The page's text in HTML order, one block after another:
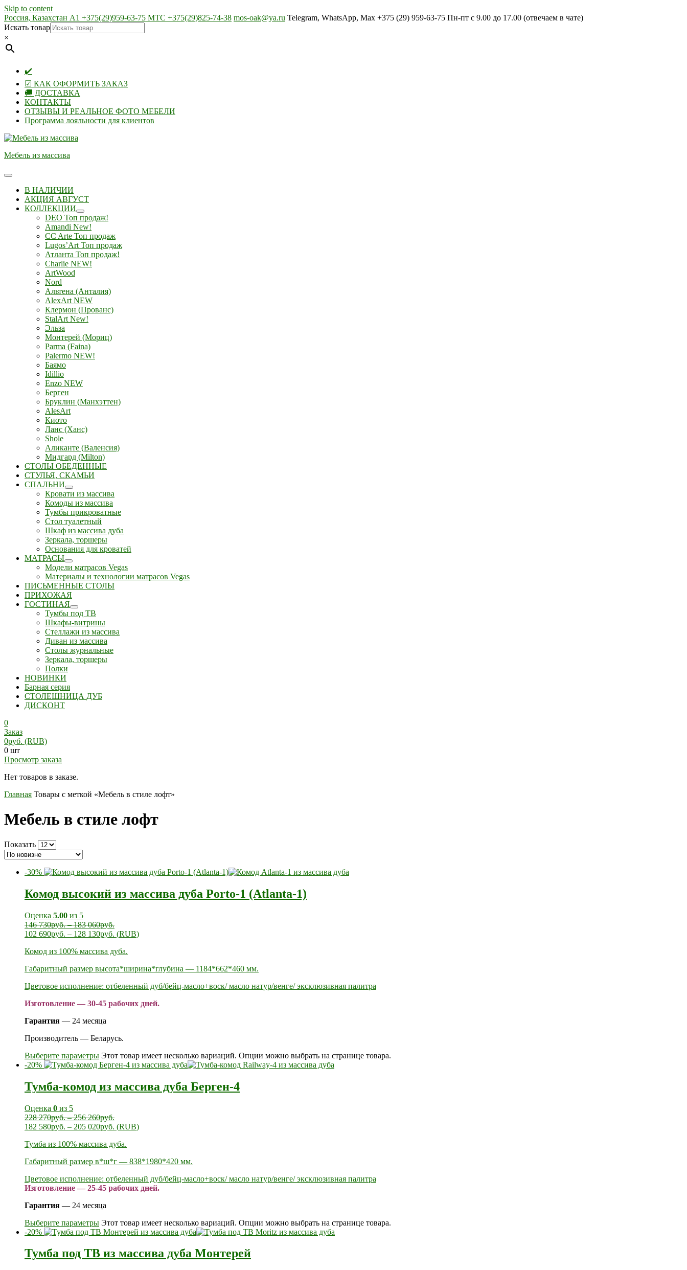
Skip to content
Россия, Казахстан А1 +375(29)959-63-75 МТС +375(29)825-74-38 mos-oak@ya.ru Telegram, WhatsApp, Max +375 (29) 959-63-75 Пн-пт с 9.00 до 17.00 (отвечаем в чате)
Искать товар
×
✔️
☑ КАК ОФОРМИТЬ ЗАКАЗ
🚚 ДОСТАВКА
КОНТАКТЫ
ОТЗЫВЫ И РЕАЛЬНОЕ ФОТО МЕБЕЛИ
Программа лояльности для клиентов
Мебель из массива
В НАЛИЧИИ
АКЦИЯ АВГУСТ
КОЛЛЕКЦИИ
DEO Топ продаж!
Amandi New!
CC Arte Топ продаж
Lugos’Art Топ продаж
Атланта Топ продаж!
Charlie NEW!
ArtWood
Nord
Альтена (Анталия)
AlexArt NEW
Клермон (Прованс)
StalArt New!
Эльза
Монтерей (Мориц)
Parma (Faina)
Palermo NEW!
Баямо
Idillio
Enzo NEW
Берген
Бруклин (Манхэттен)
AlesArt
Киото
Ланс (Ханс)
Shole
Аликанте (Валенсия)
Мидгард (Milton)
СТОЛЫ ОБЕДЕННЫЕ
СТУЛЬЯ, СКАМЬИ
СПАЛЬНИ
Кровати из массива
Комоды из массива
Тумбы прикроватные
Стол туалетный
Шкаф из массива дуба
Зеркала, торшеры
Основания для кроватей
МАТРАСЫ
Модели матрасов Vegas
Материалы и технологии матрасов Vegas
ПИСЬМЕННЫЕ СТОЛЫ
ПРИХОЖАЯ
ГОСТИНАЯ
Тумбы под ТВ
Шкафы-витрины
Стеллажи из массива
Диван из массива
Столы журнальные
Зеркала, торшеры
Полки
НОВИНКИ
Барная серия
СТОЛЕШНИЦА ДУБ
ДИСКОНТ
0
Заказ
0руб. (RUB)
0 шт
Просмотр заказа
Нет товаров в заказе.
Главная Товары с меткой «Мебель в стиле лофт»
Мебель в стиле лофт
Показать
-30%
Комод высокий из массива дуба Porto-1 (Atlanta-1)
Оценка 5.00 из 5
146 730руб.–183 060руб.
102 690руб. – 128 130руб. (RUB)
Комод из 100% массива дуба.
Габаритный размер высота*ширина*глубина — 1184*662*460 мм.
Цветовое исполнение: отбеленный дуб/бейц-масло+воск/ масло натур/венге/ эксклюзивная палитра
Изготовление — 30-45 рабочих дней.
Гарантия — 24 месяца
Производитель — Беларусь.
Выберите параметры Этот товар имеет несколько вариаций. Опции можно выбрать на странице товара.
-20%
Тумба-комод из массива дуба Берген-4
Оценка 0 из 5
228 270руб.–256 260руб.
182 580руб. – 205 020руб. (RUB)
Тумба из 100% массива дуба.
Габаритный размер в*ш*г — 838*1980*420 мм.
Цветовое исполнение: отбеленный дуб/бейц-масло+воск/ масло натур/венге/ эксклюзивная палитра
Изготовление — 25-45 рабочих дней.
Гарантия — 24 месяца
Выберите параметры Этот товар имеет несколько вариаций. Опции можно выбрать на странице товара.
-20%
Тумба под ТВ из массива дуба Монтерей